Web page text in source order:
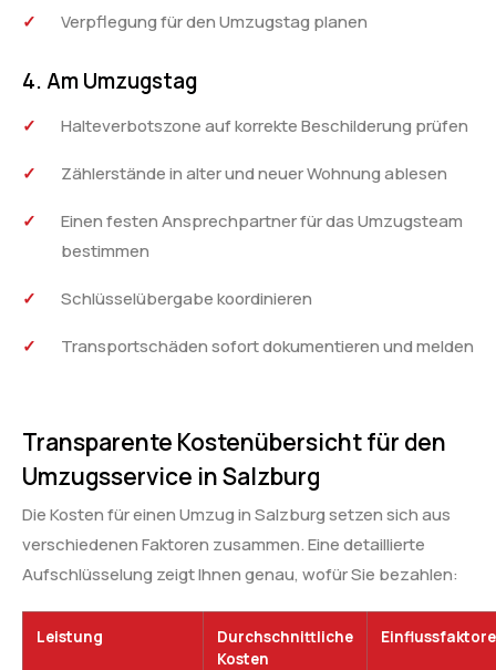
Verpflegung für den Umzugstag planen
4. Am Umzugstag
Halteverbotszone auf korrekte Beschilderung prüfen
Zählerstände in alter und neuer Wohnung ablesen
Einen festen Ansprechpartner für das Umzugsteam
bestimmen
Schlüsselübergabe koordinieren
Transportschäden sofort dokumentieren und melden
Transparente Kostenübersicht für den
Umzugsservice in Salzburg
Die Kosten für einen Umzug in Salzburg setzen sich aus
verschiedenen Faktoren zusammen. Eine detaillierte
Aufschlüsselung zeigt Ihnen genau, wofür Sie bezahlen:
Leistung
Durchschnittliche
Kosten